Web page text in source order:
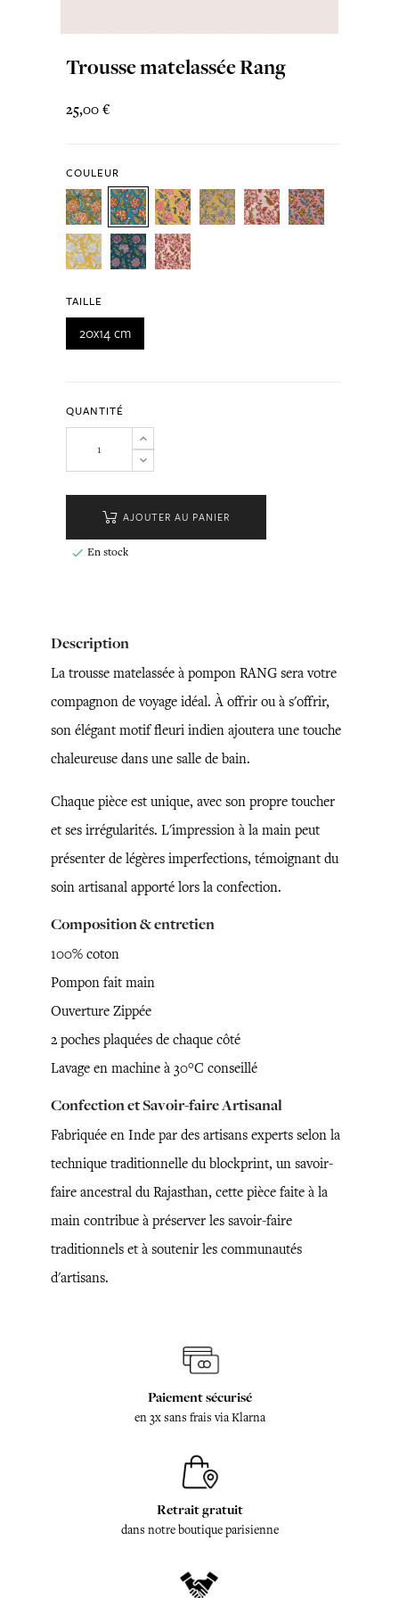
Trousse matelassée Rang
25,00 €
COULEUR
TAILLE
20x14 cm
QUANTITÉ
AJOUTER AU PANIER
 En stock
Description
La trousse matelassée à pompon RANG sera votre
compagnon de voyage idéal. À offrir ou à s'offrir,
son élégant motif fleuri indien ajoutera une touche
chaleureuse dans une salle de bain.
Chaque pièce est unique, avec son propre toucher
et ses irrégularités. L'impression à la main peut
présenter de légères imperfections, témoignant du
soin artisanal apporté lors la confection.
Composition & entretien
100% coton
Pompon fait main
Ouverture Zippée
2 poches plaquées de chaque côté
Lavage en machine à 30°C conseillé
Confection et Savoir-faire Artisanal
Fabriquée en Inde par des artisans experts selon la
technique traditionnelle du blockprint, un savoir-
faire ancestral du Rajasthan, cette pièce faite à la
main contribue à préserver les savoir-faire
traditionnels et à soutenir les communautés
d'artisans.
Paiement sécurisé
en 3x sans frais via Klarna
Retrait gratuit
dans notre boutique parisienne